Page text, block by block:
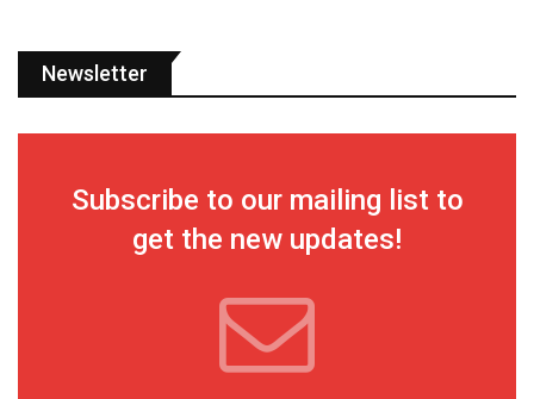
Newsletter
Subscribe to our mailing list to
get the new updates!